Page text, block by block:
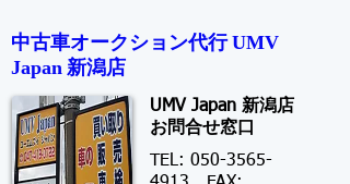
中古車オークション代行 ​UMV
Japan 新潟店
UMV Japan 新潟店
お問合せ窓口
TEL: 050-3565-